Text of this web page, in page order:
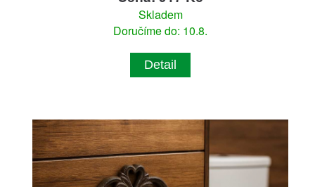
Skladem
Doručíme do: 10.8.
Detail